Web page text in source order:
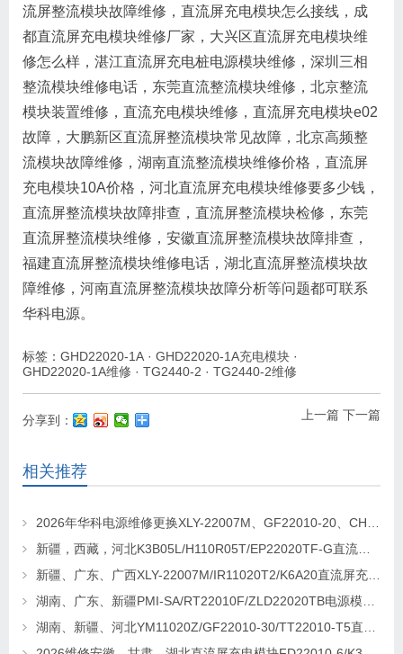
流屏整流模块故障维修，直流屏充电模块怎么接线，成
都直流屏充电模块维修厂家，大兴区直流屏充电模块维
修怎么样，湛江直流屏充电桩电源模块维修，深圳三相
整流模块维修电话，东莞直流整流模块维修，北京整流
模块装置维修，直流充电模块维修，直流屏充电模块e02
故障，大鹏新区直流屏整流模块常见故障，北京高频整
流模块故障维修，湖南直流整流模块维修价格，直流屏
充电模块10A价格，河北直流屏充电模块维修要多少钱，
直流屏整流模块故障排查，直流屏整流模块检修，东莞
直流屏整流模块维修，安徽直流屏整流模块故障排查，
福建直流屏整流模块维修电话，湖北直流屏整流模块故
障维修，河南直流屏整流模块故障分析等问题都可联系
华科电源。
标签： GHD22020-1A · GHD22020-1A充电模块 ·
GHD22020-1A维修 · TG2440-2 · TG2440-2维修
上一篇 下一篇
分享到：
相关推荐